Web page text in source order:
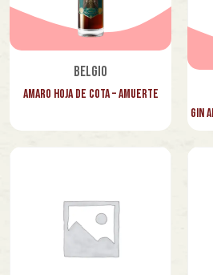
Piemonte
Toscana
Belgio
Amaro Hoja de Cota – Amuerte
Gin